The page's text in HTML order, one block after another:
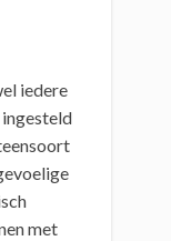
iedere
met